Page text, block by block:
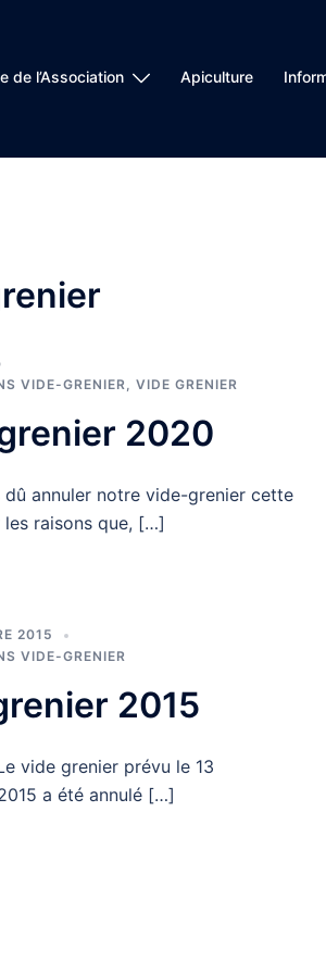
de l’Association Apiculture
VIDE-GRENIER
VIDE GRENIER
2020
dû annuler notre vide-grenier cette
les raisons que, […]
2015
VIDE-GRENIER
2015
vide grenier prévu le 13
a été annulé […]